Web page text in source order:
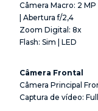
Câmera Macro: 2
| Abertura f/2,4
Zoom Digital: 8x
Flash: Sim | LED
Câmera Frontal
Câmera Principal
Captura de vídeo: